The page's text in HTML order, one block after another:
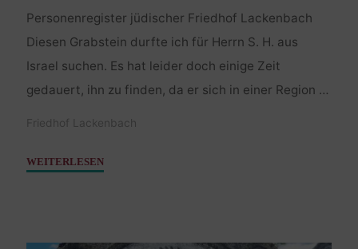
Personenregister jüdischer Friedhof Lackenbach
Diesen Grabstein durfte ich für Herrn S. H. aus
Israel suchen. Es hat leider doch einige Zeit
gedauert, ihn zu finden, da er sich in einer Region …
Friedhof Lackenbach
WEITERLESEN"Natel
1737"